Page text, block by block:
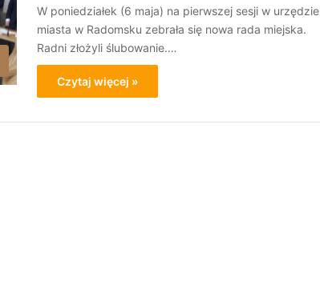
W poniedziałek (6 maja) na pierwszej sesji w urzędzie
miasta w Radomsku zebrała się nowa rada miejska.
Radni złożyli ślubowanie.…
Czytaj więcej »